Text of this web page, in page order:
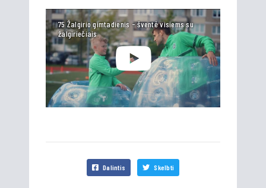
75 Žalgirio gimtadienis - šventė visiems su
žalgiriečiais
Dalintis Skelbti